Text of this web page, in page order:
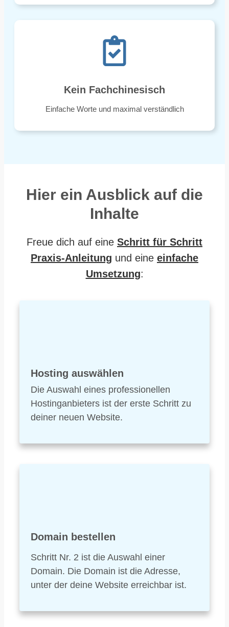
Kein Fachchinesisch
Einfache Worte und maximal verständlich
Hier ein Ausblick auf die
Inhalte
Freue dich auf eine Schritt für Schritt
Praxis-Anleitung und eine einfache
Umsetzung:
Hosting auswählen
Die Auswahl eines professionellen
Hostinganbieters ist der erste Schritt zu
deiner neuen Website.
Domain bestellen
Schritt Nr. 2 ist die Auswahl einer
Domain. Die Domain ist die Adresse,
unter der deine Website erreichbar ist.